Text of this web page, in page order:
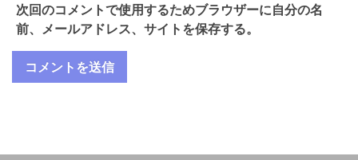
次回のコメントで使用するためブラウザーに自分の名
前、メールアドレス、サイトを保存する。